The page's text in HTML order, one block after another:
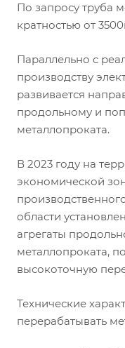
По запросу труба
кратностью от
Параллельно с
производству
развивается
продольному и
металлопроката.
В 2023 году на
экономической
области
агрегаты
металлопроката,
высокоточную
Технические
перерабатывать